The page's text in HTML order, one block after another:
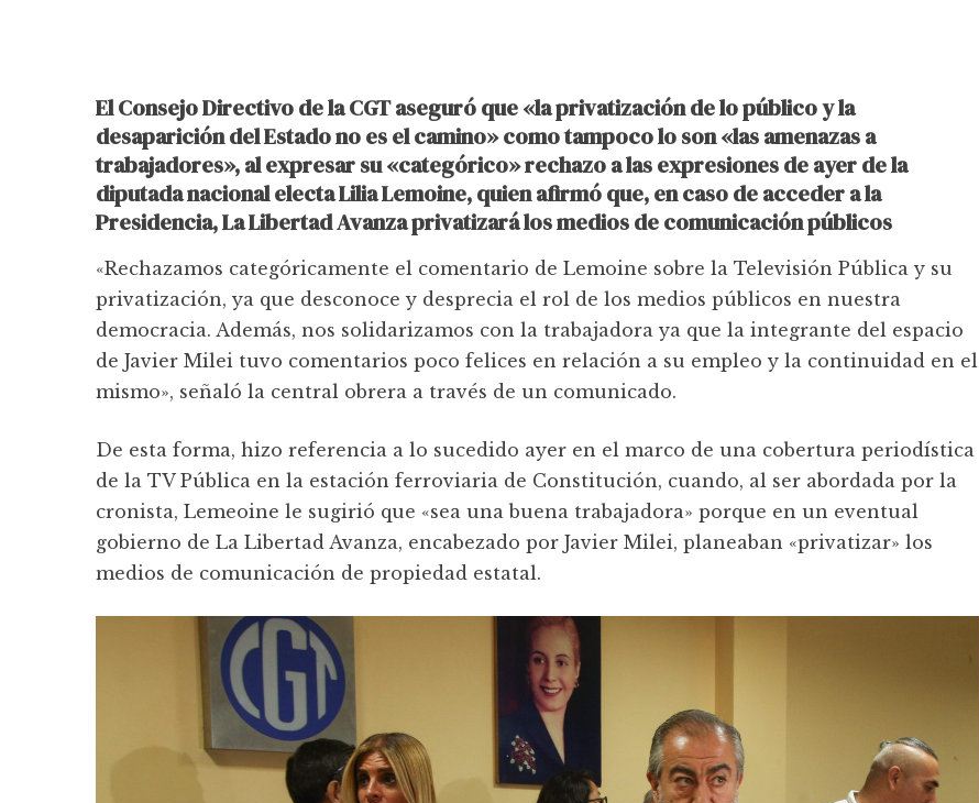
El Consejo Directivo de la CGT aseguró que «la privatización de lo público y la
desaparición del Estado no es el camino» como tampoco lo son «las amenazas a
trabajadores», al expresar su «categórico» rechazo a las expresiones de ayer de la
diputada nacional electa Lilia Lemoine, quien afirmó que, en caso de acceder a la
Presidencia, La Libertad Avanza privatizará los medios de comunicación públicos
«Rechazamos categóricamente el comentario de Lemoine sobre la Televisión Pública y su
privatización, ya que desconoce y desprecia el rol de los medios públicos en nuestra
democracia. Además, nos solidarizamos con la trabajadora ya que la integrante del espacio
de Javier Milei tuvo comentarios poco felices en relación a su empleo y la continuidad en el
mismo», señaló la central obrera a través de un comunicado.
De esta forma, hizo referencia a lo sucedido ayer en el marco de una cobertura periodística
de la TV Pública en la estación ferroviaria de Constitución, cuando, al ser abordada por la
cronista, Lemeoine le sugirió que «sea una buena trabajadora» porque en un eventual
gobierno de La Libertad Avanza, encabezado por Javier Milei, planeaban «privatizar» los
medios de comunicación de propiedad estatal.